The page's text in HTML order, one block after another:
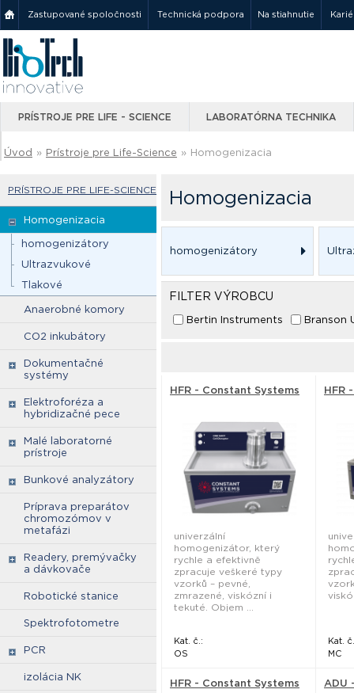
Zastupované spoločnosti Technická podpora Na stiahnutie
PRÍSTROJE PRE LIFE - SCIENCE LABORATÓRNA TECHNIKA
Úvod » Prístroje pre Life-Science » Homogenizacia
PRÍSTROJE PRE LIFE-SCIENCE
Homogenizacia
homogenizátory
Ultrazvukové
Tlakové
Anaerobné komory
CO2 inkubátory
Dokumentačné
systémy
Elektroforéza a
hybridizačné pece
Malé laboratorné
prístroje
Bunkové analyzátory
Príprava preparátov
chromozómov v
metafázi
Readery, premývačky
a dávkovače
Robotické stanice
Spektrofotometre
PCR
izolácia NK
Homogenizacia
homogenizátory
FILTER VÝROBCU
Bertin Instruments Branson
HFR - Constant Systems
univerzální
homogenizátor, který
rychle a efektivně
zpracuje veškeré typy
vzorků – pevné,
zmrazené, viskózní i
tekuté. Objem ...
Kat. č.:
OS
HFR
Kat.
MC
HFR - Constant Systems ADU